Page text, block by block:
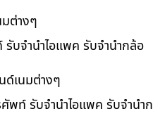
ต่างๆ
บจำนำไอแพค รับจำนำกล้อ
ด์เนมต่างๆ
พท์ รับจำนำไอแพค รับจำนำก